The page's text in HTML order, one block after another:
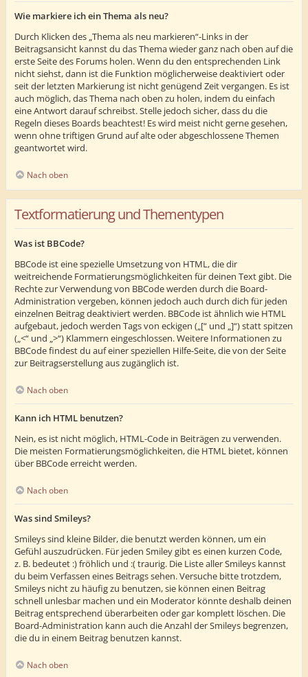
Wie markiere ich ein Thema als neu?
Durch Klicken des „Thema als neu markieren“-Links in der
Beitragsansicht kannst du das Thema wieder ganz nach oben auf die
erste Seite des Forums holen. Wenn du den entsprechenden Link
nicht siehst, dann ist die Funktion möglicherweise deaktiviert oder
seit der letzten Markierung ist nicht genügend Zeit vergangen. Es ist
auch möglich, das Thema nach oben zu holen, indem du einfach
eine Antwort darauf schreibst. Stelle jedoch sicher, dass du die
Regeln dieses Boards beachtest! Es wird meist nicht gerne gesehen,
wenn ohne triftigen Grund auf alte oder abgeschlossene Themen
geantwortet wird.
Nach oben
Textformatierung und Thementypen
Was ist BBCode?
BBCode ist eine spezielle Umsetzung von HTML, die dir
weitreichende Formatierungsmöglichkeiten für deinen Text gibt. Die
Rechte zur Verwendung von BBCode werden durch die Board-
Administration vergeben, können jedoch auch durch dich für jeden
einzelnen Beitrag deaktiviert werden. BBCode ist ähnlich wie HTML
aufgebaut, jedoch werden Tags von eckigen („[“ und „]“) statt spitzen
(„<“ und „>“) Klammern eingeschlossen. Weitere Informationen zu
BBCode findest du auf einer speziellen Hilfe-Seite, die von der Seite
zur Beitragserstellung aus zugänglich ist.
Nach oben
Kann ich HTML benutzen?
Nein, es ist nicht möglich, HTML-Code in Beiträgen zu verwenden.
Die meisten Formatierungsmöglichkeiten, die HTML bietet, können
über BBCode erreicht werden.
Nach oben
Was sind Smileys?
Smileys sind kleine Bilder, die benutzt werden können, um ein
Gefühl auszudrücken. Für jeden Smiley gibt es einen kurzen Code,
z. B. bedeutet :) fröhlich und :( traurig. Die Liste aller Smileys kannst
du beim Verfassen eines Beitrags sehen. Versuche bitte trotzdem,
Smileys nicht zu häufig zu benutzen, sie können einen Beitrag
schnell unlesbar machen und ein Moderator könnte deshalb deinen
Beitrag entsprechend überarbeiten oder gar komplett löschen. Die
Board-Administration kann auch die Anzahl der Smileys begrenzen,
die du in einem Beitrag benutzen kannst.
Nach oben